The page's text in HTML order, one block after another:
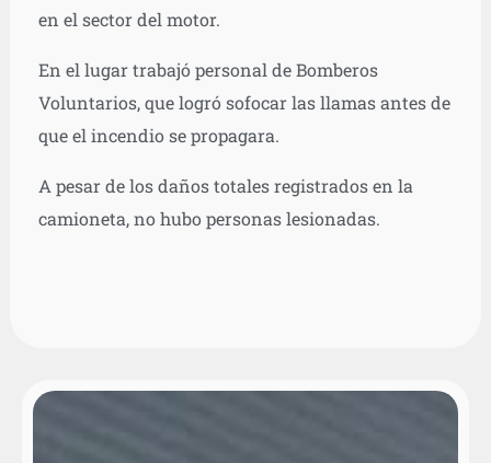
en el sector del motor.
En el lugar trabajó personal de Bomberos
Voluntarios, que logró sofocar las llamas antes de
que el incendio se propagara.
A pesar de los daños totales registrados en la
camioneta, no hubo personas lesionadas.